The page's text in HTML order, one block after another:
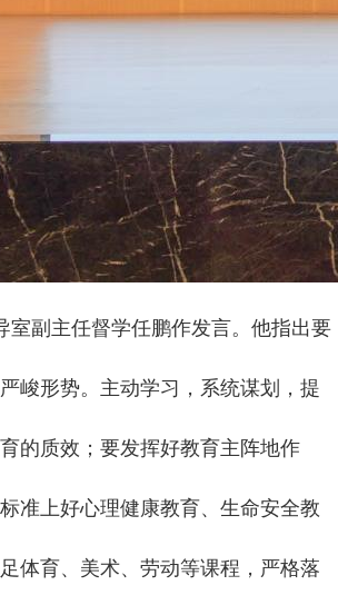
室副主任督学任鹏作发言。他指出要
峻形势。主动学习，系统谋划，提
的质效；要发挥好教育主阵地作
准上好心理健康教育、生命安全教
体育、美术、劳动等课程，严格落